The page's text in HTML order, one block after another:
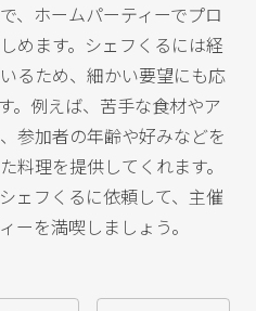
、ホームパーティーでプロ
めます。シェフくるには経
るため、細かい要望にも応
。例えば、苦手な食材やア
参加者の年齢や好みなどを
料理を提供してくれます。
ェフくるに依頼して、主催
ーを満喫しましょう。